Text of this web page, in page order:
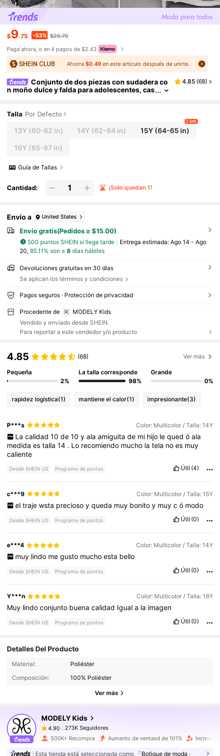
$9.75 -53% $20.79
Paga ahora, o en 4 pagos de $2.43
Ahorra $0.49en este artículo después de unirte.
Conjunto de dos piezas con sudadera co
n moño dulce y falda para adolescentes, cas
4.85 (68)
Talla Por Defecto
13Y (60-62 in) 14Y (62-64 in) 15Y(64-65 in)
1 left
16Y (65-67 in)
Guía de Tallas
Cantidad: ¡Solo quedan 1!
Envío a United States
Envío gratis(Pedidos ≥ $15.00)
500 puntos SHEIN si llega tarde Entrega estimada: Ago 14 - Ago
20, 85.11% son ≤ 8días hábiles
Devoluciones gratuitas en 30 días
Se aplican los términos y condiciones
Pagos seguros · Protección de privacidad
Procedente de
MODELY Kids
Vendido y enviado desde SHEIN.
Para reportar a este vendedor y/o producto
4.85 (68) Ver más
Pequeña
2%
La talla corresponde
98%
Grande
0%
rapidez logística(1) mantiene el calor(1) impresionante(3)
P***s Color: Multicolor / Talla: 14Y
La calidad 10 de 10 y ala amiguita de mi hijo le qued ó ala
medidaestalla14 . Lo recomiendo mucho latela noes muy
caliente
Desde SHEIN US Programa de puntos Útil (4)
c***9 Color: Multicolor / Talla: 15Y
el traje wsta precioso y queda muy bonito y muy c ó modo
Desde SHEIN US Programa de puntos Útil (0)
e***4 Color: Multicolor / Talla: 14Y
muy lindo me gusto mucho esta bello
Desde SHEIN US Programa de puntos Útil (0)
Y***n Color: Multicolor / Talla: 16Y
Muy lindoconjunto buenacalidad Iguala la imagen
Desde SHEIN US Programa de puntos Útil (0)
Detalles Del Producto
Material:
Poliéster
Composición:
100% Poliéster
Ver más
MODELY Kids
273K Seguidores
4.90
273K Seguidores
1***4 pagóHace 16 horas
4.90 273K Seguidores
500K+ Recompra Aumento de ventasd de 101%
Esta tienda está seleccionada como 「Botique de moda」